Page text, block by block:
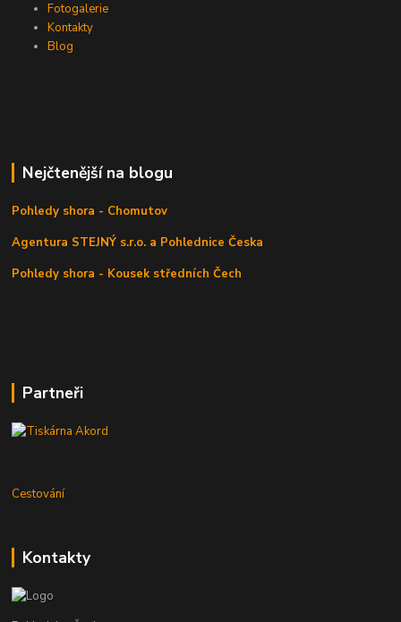
Fotogalerie
Kontakty
Blog
Nejčtenější na blogu
Pohledy shora - Chomutov
Agentura STEJNÝ s.r.o. a Pohlednice Česka
Pohledy shora - Kousek středních Čech
Partneři
Cestování
Kontakty